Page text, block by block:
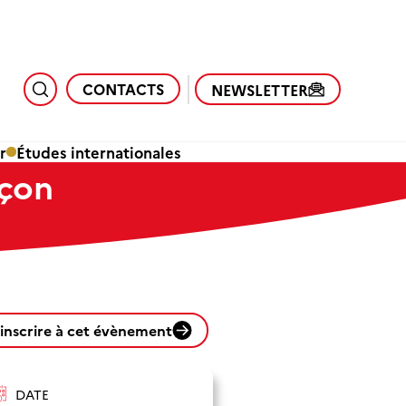
CONTACTS NEWSLETTER
Études internationales
à cet évènement
DATE